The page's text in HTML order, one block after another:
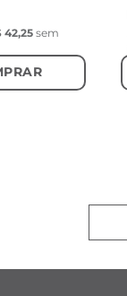
42,25 sem